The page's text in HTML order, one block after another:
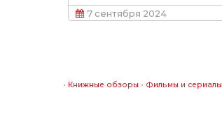
7 сентября 2024
• Книжные обзоры • Фильмы и сериалы